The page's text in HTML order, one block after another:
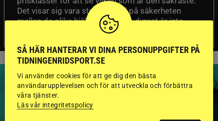
Det visar sig vara stor skillnad på säkerheten
mellan de olika hjälmarna – och dyrast är inte
SÅ HÄR HANTERAR VI DINA PERSONUPPGIFTER PÅ
TIDNINGENRIDSPORT.SE
Vi använder cookies för att ge dig den bästa
användarupplevelsen och för att utveckla och förbättra
våra tjänster.
Läs vår integritetspolicy